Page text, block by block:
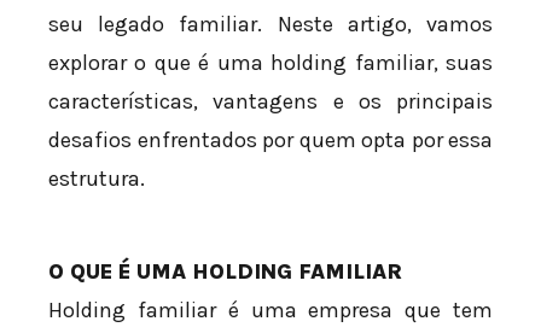
seu legado familiar. Neste artigo, vamos
explorar o que é uma holding familiar, suas
características, vantagens e os principais
desafios enfrentados por quem opta por essa
estrutura.
O QUE É UMA HOLDING FAMILIAR
Holding familiar é uma empresa que tem